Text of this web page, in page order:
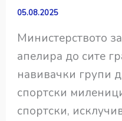
05.08.2025
Министерството
апелира до сите
навивачки групи
спортски
спортски,